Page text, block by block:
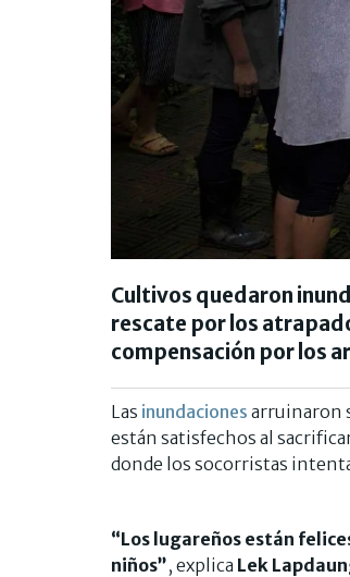
Cultivos quedaron
rescate por los
compensación por los
Las inundaciones arruinaron
están satisfechos al
donde los socorristas
“Los lugareños están
niños”, explica Lek